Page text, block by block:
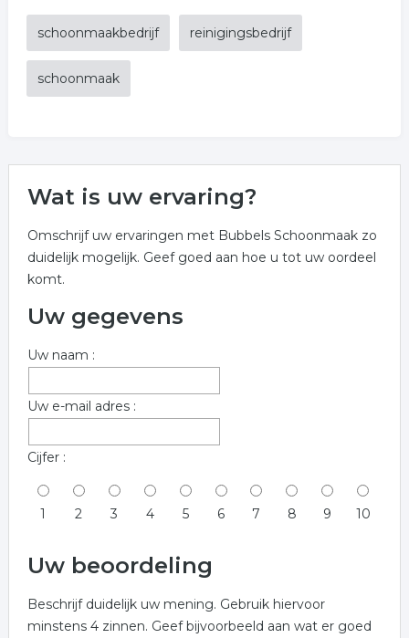
schoonmaakbedrijf reinigingsbedrijf
schoonmaak
Wat is uw ervaring?
Omschrijf uw ervaringen met Bubbels Schoonmaak zo
duidelijk mogelijk. Geef goed aan hoe u tot uw oordeel
komt.
Uw gegevens
Uw naam :
Uw e-mail adres :
Cijfer :
1 2 3 4 5 6 7 8 9 10
Uw beoordeling
Beschrijf duidelijk uw mening. Gebruik hiervoor
minstens 4 zinnen. Geef bijvoorbeeld aan wat er goed